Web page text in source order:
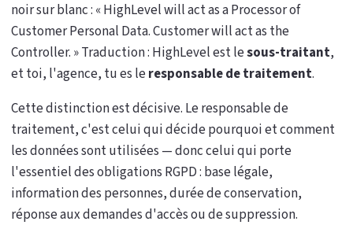
noir sur blanc : « HighLevel will act as a Processor of
Customer Personal Data. Customer will act as the
Controller. » Traduction : HighLevel est lesous-traitant,
et toi, l'agence, tu es leresponsable de traitement.
Cette distinction est décisive. Le responsable de
traitement, c'est celui qui décide pourquoi et comment
les données sont utilisées — donc celui qui porte
l'essentiel des obligations RGPD : base légale,
information des personnes, durée de conservation,
réponse aux demandes d'accès ou de suppression.